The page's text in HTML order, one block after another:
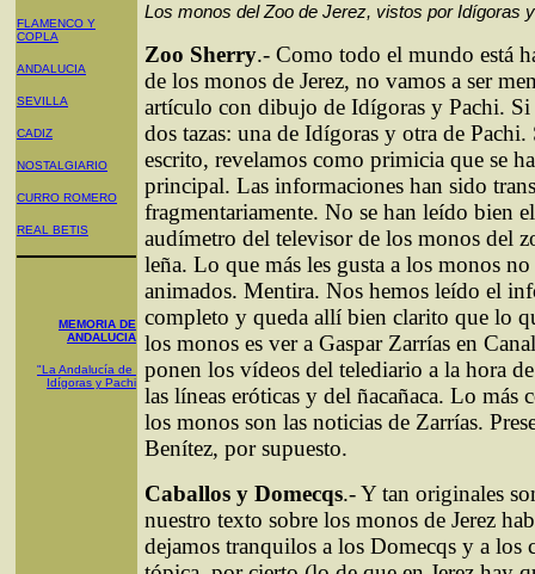
FLAMENCO Y
COPLA
ANDALUCIA
SEVILLA
CADIZ
NOSTALGIARIO
CURRO ROMERO
REAL BETIS
MEMORIA DE
ANDALUCIA
"La Andalucía de
Idígoras y Pachi
Los monos del Zoo de Jerez, vistos por Idígoras
Zoo Sherry.- Como todo el mundo está
de los monos de Jerez, no vamos a ser
artículo con dibujo de Idígoras y Pachi. Si
dos tazas: una de Idígoras y otra de
escrito, revelamos como primicia que se
principal. Las informaciones han sido
fragmentariamente. No se han leído bien
audímetro del televisor de los monos del
leña. Lo que más les gusta a los monos
animados. Mentira. Nos hemos leído el
completo y queda allí bien clarito que lo
los monos es ver a Gaspar Zarrías en
ponen los vídeos del telediario a la hora
las líneas eróticas y del ñacañaca. Lo más
los monos son las noticias de Zarrías.
Benítez, por supuesto.
Caballos y Domecqs.- Y tan originales
nuestro texto sobre los monos de Jerez
dejamos tranquilos a los Domecqs y a los